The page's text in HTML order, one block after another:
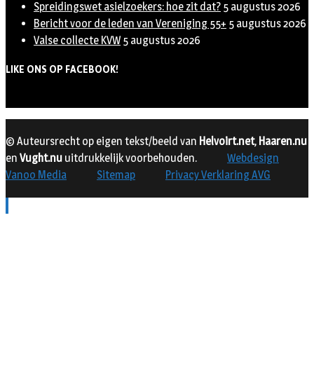
Spreidingswet asielzoekers: hoe zit dat? 5 augustus 2026
Bericht voor de leden van Vereniging 55+ 5 augustus 2026
Valse collecte KVW 5 augustus 2026
LIKE ONS OP FACEBOOK!
© Auteursrecht op eigen tekst/beeld van Helvoirt.net, Haaren.nu
en Vught.nu uitdrukkelijk voorbehouden.
Webdesign
Vanoo Media
Sitemap Privacy Verklaring AVG